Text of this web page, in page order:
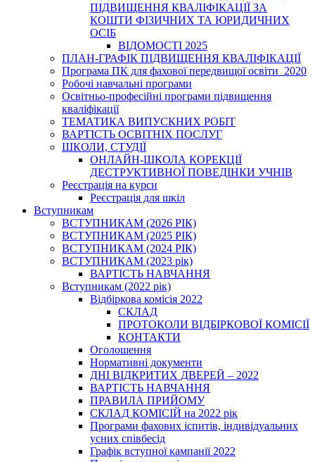
ПІДВИЩЕННЯ КВАЛІФІКАЦІЇ ЗА
КОШТИ ФІЗИЧНИХ ТА ЮРИДИЧНИХ
ОСІБ
ВІДОМОСТІ 2025
ПЛАН-ГРАФІК ПІДВИЩЕННЯ КВАЛІФІКАЦІЇ
Програма ПК для фахової передвищої освіти_2020
Робочі навчальні програми
Освітньо-професійні програми підвищення
кваліфікації
ТЕМАТИКА ВИПУСКНИХ РОБІТ
ВАРТІСТЬ ОСВІТНІХ ПОСЛУГ
ШКОЛИ, СТУДІЇ
ОНЛАЙН-ШКОЛА КОРЕКЦІЇ
ДЕСТРУКТИВНОЇ ПОВЕДІНКИ УЧНІВ
Реєстрація на курси
Реєстрація для шкіл
Вступникам
ВСТУПНИКАМ (2026 РІК)
ВСТУПНИКАМ (2025 РІК)
ВСТУПНИКАМ (2024 РІК)
ВСТУПНИКАМ (2023 рік)
ВАРТІСТЬ НАВЧАННЯ
Вступникам (2022 рік)
Відбіркова комісія 2022
СКЛАД
ПРОТОКОЛИ ВІДБІРКОВОЇ КОМІСІЇ
КОНТАКТИ
Оголошення
Нормативні документи
ДНІ ВІДКРИТИХ ДВЕРЕЙ – 2022
ВАРТІСТЬ НАВЧАННЯ
ПРАВИЛА ПРИЙОМУ
СКЛАД КОМІСІЙ на 2022 рік
Програми фахових іспитів, індивідуальних
усних співбесід
Графік вступної кампанії 2022